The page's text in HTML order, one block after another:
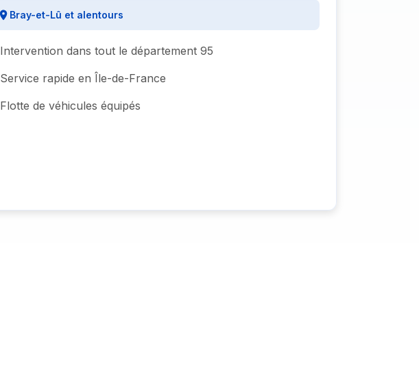
Bray-et-Lû et alentours
Intervention dans tout le département 95
Service rapide en Île-de-France
Flotte de véhicules équipés